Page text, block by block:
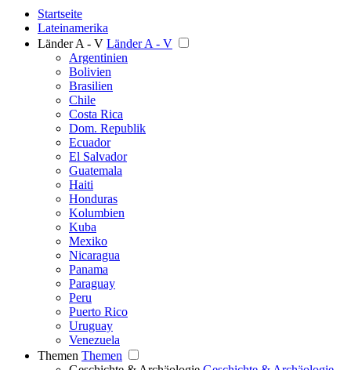
Startseite
Lateinamerika
Länder A - V Länder A - V
Argentinien
Bolivien
Brasilien
Chile
Costa Rica
Dom. Republik
Ecuador
El Salvador
Guatemala
Haiti
Honduras
Kolumbien
Kuba
Mexiko
Nicaragua
Panama
Paraguay
Peru
Puerto Rico
Uruguay
Venezuela
Themen Themen